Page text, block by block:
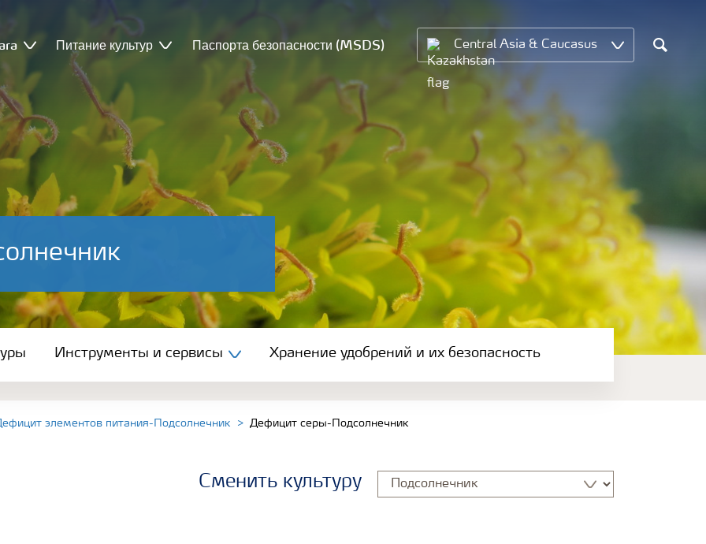
Питание культур Паспорта безопасности (MSDS) Central Asia & Caucasus
Search
Инструменты и сервисы Хранение удобрений и их безопасность
элементов питания-Подсолнечник Дефицит серы-Подсолнечник
Сменить культуру